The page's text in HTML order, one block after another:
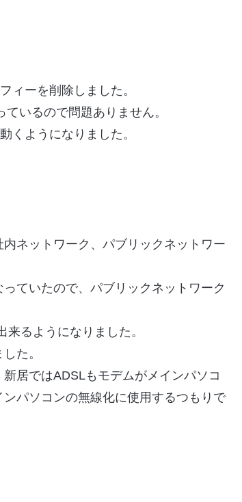
ィーを削除しました。
いるので問題ありません。
くようになりました。
ネットワーク、パブリックネットワー
ていたので、パブリックネットワーク
るようになりました。
た。
居ではADSLもモデムがメインパソコ
パソコンの無線化に使用するつもりで